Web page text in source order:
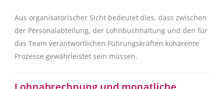
Aus organisatorischer Sicht bedeutet dies, dass zwischen
der Personalabteilung, der Lohnbuchhaltung und den für
das Team verantwortlichen Führungskräften kohärente
Prozesse gewährleistet sein müssen.